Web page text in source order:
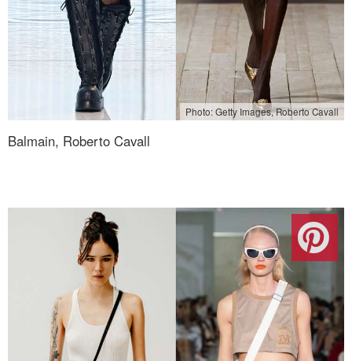
Photo: Getty Images, Roberto Cavall
Balmain, Roberto Cavall